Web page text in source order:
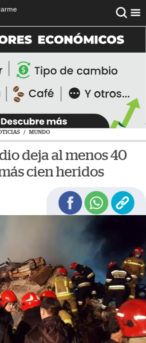
/ MUNDO
deja al menos 40
cien heridos